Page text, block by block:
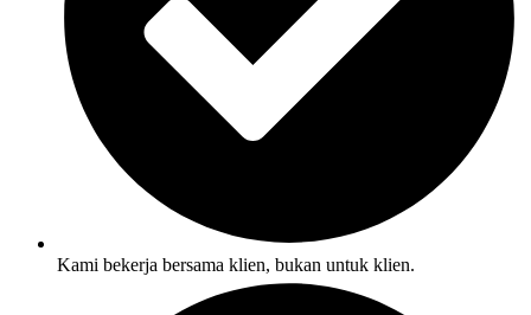
Kami bekerja bersama klien, bukan untuk klien.